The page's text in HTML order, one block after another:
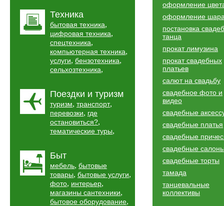
Техника
бытовая техника,
цифровая техника,
спецтехника,
компьютерная техника,
услуги, бензотехника,
сельхозтехника,
Поездки и туризм
туризм, транспорт,
перевозки, где
остановиться?,
тематические туры,
Быт
мебель, бытовые
товары, бытовые услуги,
фото, интерьер,
магазины сантехники,
бытовое оборудование,
оформление
оформление
постановка
танца
прокат лимузина
прокат свадебных
платьев
салют на свадьбу
свадебное фото и
видео
свадебные
свадебные платья
свадебные
свадебные
свадебные торты
тамада
танцевальные
коллективы